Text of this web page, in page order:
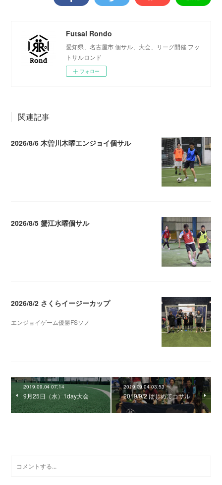
Futsal Rondo
愛知県、名古屋市 個サル、大会、リーグ開催 フッ
トサルロンド
フォロー
関連記事
2026/8/6 木曽川木曜エンジョイ個サル
2026/8/5 蟹江水曜個サル
2026/8/2 さくらイージーカップ
エンジョイゲーム優勝FSソノ
2019.09.04 07:14
9月25日（水）1day大会
2019.09.04 03:53
2019/9/2 はじめてコサル